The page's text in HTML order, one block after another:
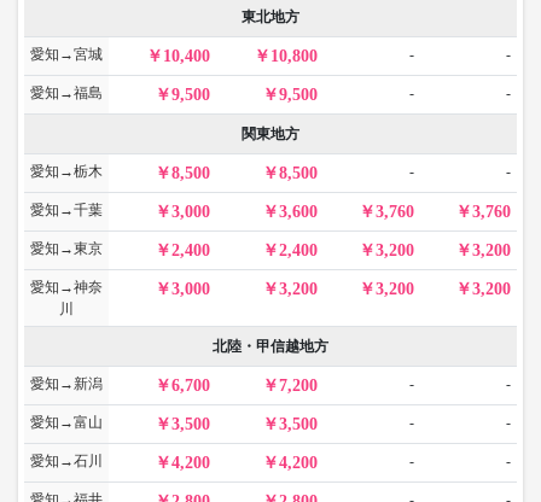
東北地方
愛知→宮城 10,400 10,800 - -
愛知→福島 9,500 9,500 - -
関東地方
愛知→栃木 8,500 8,500 - -
愛知→千葉 3,000 3,600 3,760 3,760
愛知→東京 2,400 2,400 3,200 3,200
愛知→神奈
川
3,000 3,200 3,200 3,200
北陸・甲信越地方
愛知→新潟 6,700 7,200 - -
愛知→富山 3,500 3,500 - -
愛知→石川 4,200 4,200 - -